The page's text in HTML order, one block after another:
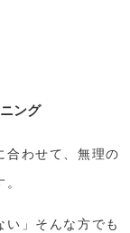
ング
合わせて、無理の
い」そんな方でも